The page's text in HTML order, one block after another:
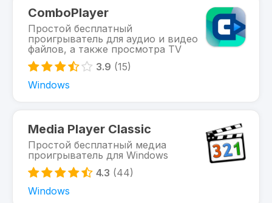
ComboPlayer
Простой бесплатный
проигрыватель для аудио и видео
файлов, а также просмотра TV
3.9 (15)
Windows
Media Player Classic
Простой бесплатный медиа
проигрыватель для Windows
4.3 (44)
Windows